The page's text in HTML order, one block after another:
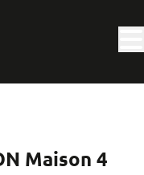
Maison 4